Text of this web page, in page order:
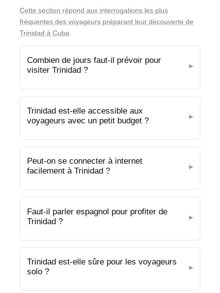
Cette section répond aux interrogations les plus
fréquentes des voyageurs préparant leur découverte de
Trinidad à Cuba
Combien de jours faut-il prévoir pour
visiter Trinidad ?
Trinidad est-elle accessible aux
voyageurs avec un petit budget ?
Peut-on se connecter à internet
facilement à Trinidad ?
Faut-il parler espagnol pour profiter de
Trinidad ?
Trinidad est-elle sûre pour les voyageurs
solo ?